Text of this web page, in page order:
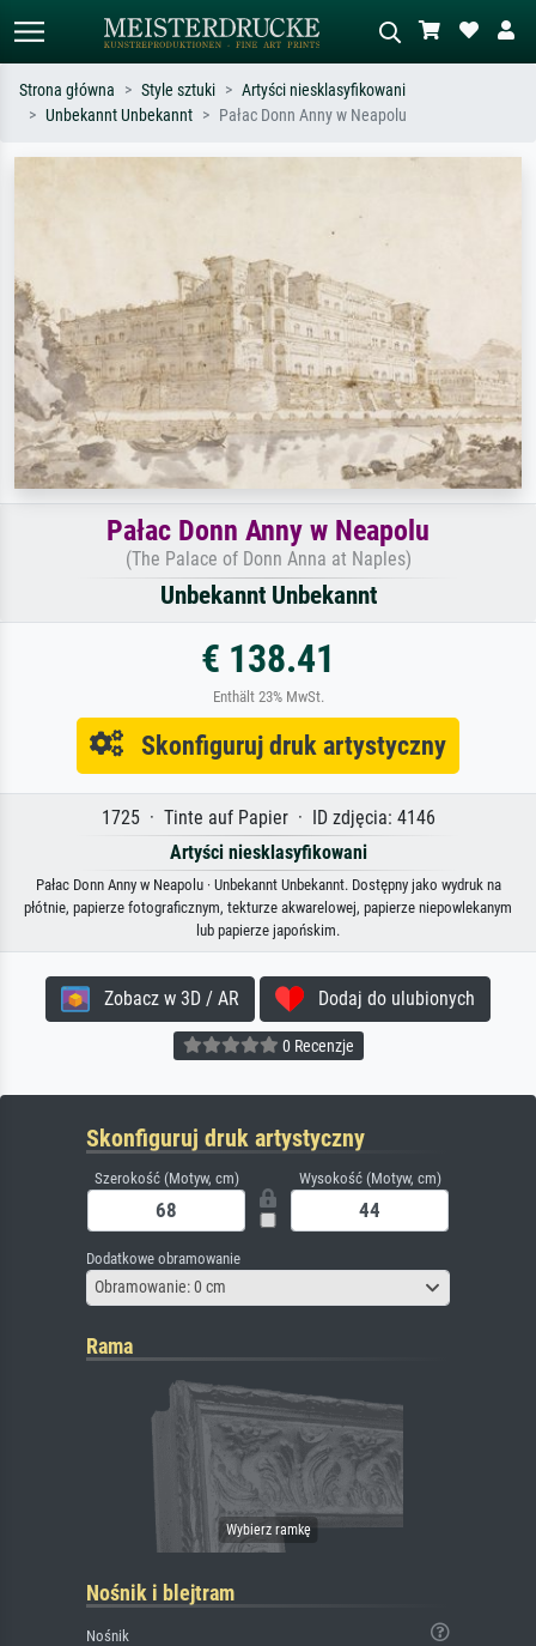
stojący akt obok drzewa.
Strona główna Style sztuki
Artyści niesklasyfikowani
Unbekannt Unbekannt
Pałac Donn Anny w Neapolu
Pałac Donn Anny w Neapolu
(The Palace of Donn Anna at Naples)
Unbekannt Unbekannt
€ 138.41
Enthält 23% MwSt.
Skonfiguruj druk artystyczny
1725 · Tinte auf Papier · ID zdjęcia: 4146
Artyści niesklasyfikowani
Pałac Donn Anny w Neapolu · Unbekannt Unbekannt. Dostępny jako wydruk na
płótnie, papierze fotograficznym, tekturze akwarelowej, papierze niepowlekanym
lub papierze japońskim.
Zobacz w 3D / AR Dodaj do ulubionych
0 Recenzje
Skonfiguruj druk artystyczny
Szerokość (Motyw, cm) Wysokość (Motyw, cm)
Dodatkowe obramowanie
Obramowanie: 0 cm
Rama
Nośnik i blejtram
Nośnik